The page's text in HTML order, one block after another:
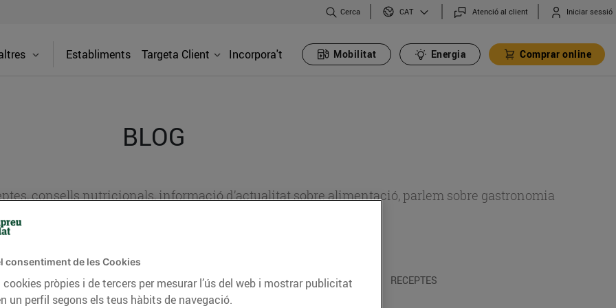
Cerca CAT Atenció al client Iniciar sessió
Establiments Targeta Client Incorpora't Mobilitat Energia Comprar online
BLOG
consells nutricionals, informació d’actualitat sobre alimentació, parlem sobre gastronomia
CONSELLS I HÀBITS SALUDABLES ENERGIA GASTRONOMIA I TRADICIONS RECEPTES
consentiment de les Cookies
pròpies i de tercers per mesurar l’ús del web i mostrar publicitat
un perfil segons els teus hàbits de navegació.